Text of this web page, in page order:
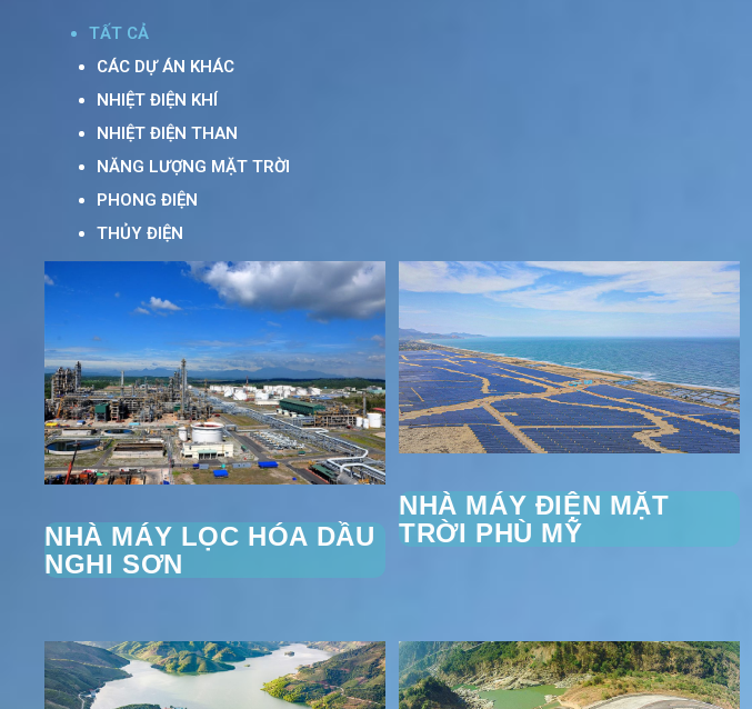
TẤT CẢ
CÁC DỰ ÁN KHÁC
NHIỆT ĐIỆN KHÍ
NHIỆT ĐIỆN THAN
NĂNG LƯỢNG MẶT TRỜI
PHONG ĐIỆN
THỦY ĐIỆN
NHÀ MÁY LỌC HÓA DẦU
NGHI SƠN
NHÀ MÁY ĐIỆN MẶT
TRỜI PHÙ MỸ